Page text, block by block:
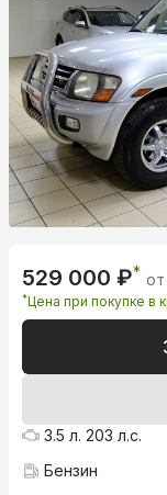
529 000 ₽*
*Цена при покупке в
3.5 л. 203 л.с.
Бензин